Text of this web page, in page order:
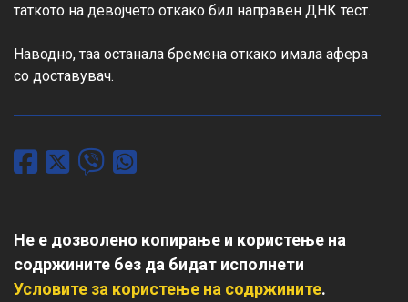
таткото на девојчето откако бил направен ДНК тест.
Наводно, таа останала бремена откако имала афера
со доставувач.
Не е дозволено копирање и користење на
содржините без да бидат исполнети
Условите за користење на содржините.